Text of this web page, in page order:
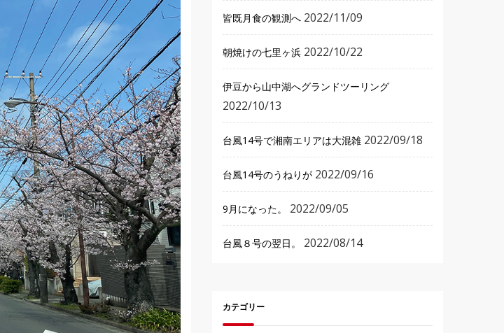
皆既月食の観測へ 2022/11/09
朝焼けの七里ヶ浜 2022/10/22
伊豆から山中湖へグランドツーリング
2022/10/13
台風14号で湘南エリアは大混雑 2022/09/18
台風14号のうねりが 2022/09/16
9月になった。 2022/09/05
台風８号の翌日。 2022/08/14
カテゴリー